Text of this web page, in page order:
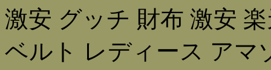
激安 グッチ 財布 激安
ベルト レディース アマ